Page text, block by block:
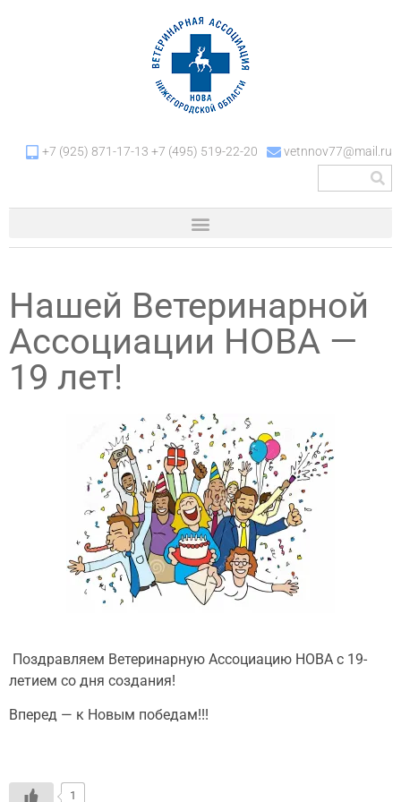
+7 (925) 871-17-13 +7 (495) 519-22-20 vetnnov77@mail.ru
Нашей Ветеринарной
Ассоциации НОВА —
19 лет!
Поздравляем Ветеринарную Ассоциацию НОВА с 19-
летием со дня создания!
Вперед — к Новым победам!!!
1